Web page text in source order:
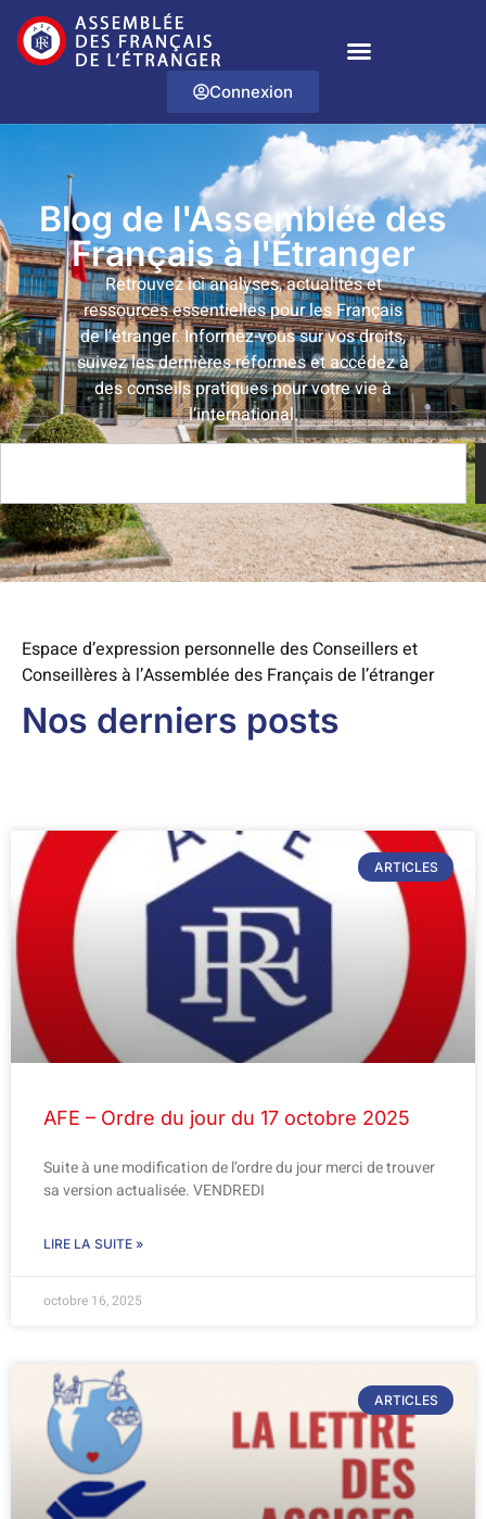
Connexion
Blog de l'Assemblée des
Français à l'Étranger
Retrouvez ici analyses, actualités et
ressources essentielles pour les Français
de l’étranger. Informez-vous sur vos droits,
suivez les dernières réformes et accédez à
des conseils pratiques pour votre vie à
l’international.
Espace d’expression personnelle des Conseillers et
Conseillères à l’Assemblée des Français de l’étranger
Nos derniers posts
ARTICLES
AFE – Ordre du jour du 17 octobre 2025
Suite à une modification de l’ordre du jour merci de trouver
sa version actualisée. VENDREDI
LIRE LA SUITE »
octobre 16, 2025
ARTICLES